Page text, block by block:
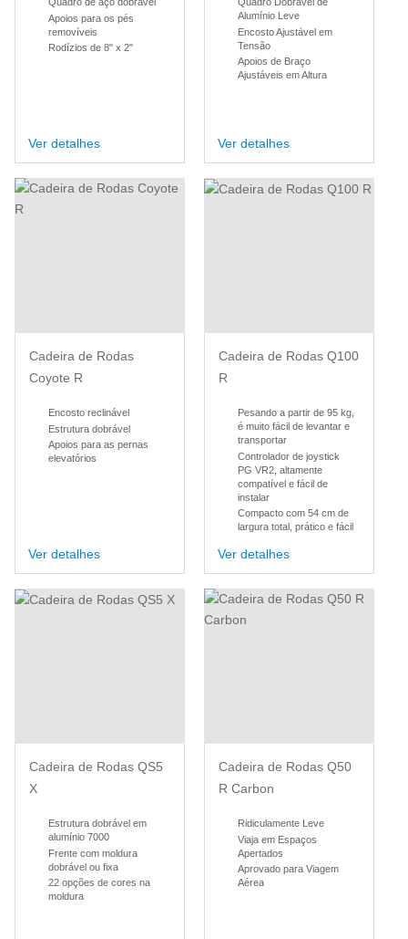
Apoios para os pés
removíveis
Rodízios de 8" x 2"
Ver detalhes
Alumínio Leve
Encosto Ajustável em
Tensão
Apoios de Braço
Ajustáveis em Altura
Ver detalhes
Cadeira de Rodas
Coyote R
Encosto reclinável
Estrutura dobrável
Apoios para as pernas
elevatórios
Ver detalhes
Cadeira de Rodas Q100
R
Pesando a partir de 95 kg,
é muito fácil de levantar e
transportar
Controlador de joystick
PG VR2, altamente
compatível e fácil de
instalar
Compacto com 54 cm de
largura total, prático e fácil
Ver detalhes
Cadeira de Rodas QS5
X
Estrutura dobrável em
alumínio 7000
Frente com moldura
dobrável ou fixa
22 opções de cores na
moldura
Cadeira de Rodas Q50
R Carbon
Ridiculamente Leve
Viaja em Espaços
Apertados
Aprovado para Viagem
Aérea